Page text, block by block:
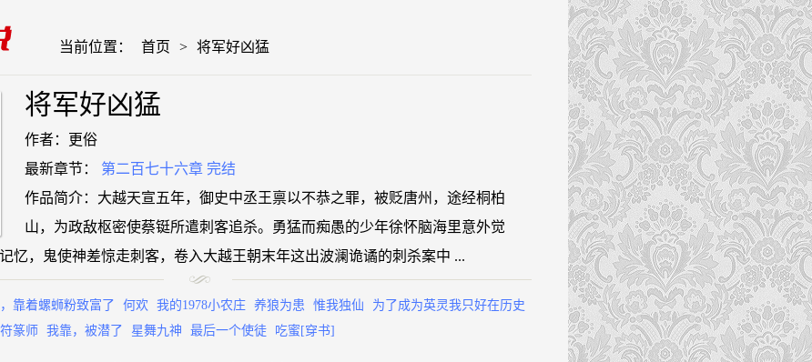
当前位置： 首页 > 将军好凶猛
将军好凶猛
作者：更俗
最新章节：
第二百七十六章 完结
作品简介：大越天宣五年，御史中丞王禀以不恭之罪，被贬唐州，途经桐柏
山，为政敌枢密使蔡铤所遣刺客追杀。勇猛而痴愚的少年徐怀脑海里意外觉
忆，鬼使神差惊走刺客，卷入大越王朝末年这出波澜诡谲的刺杀案中 ...
靠着螺蛳粉致富了 何欢 我的1978小农庄 养狼为患 惟我独仙
为了成为英灵我只好在历史
篆师 我靠，被潜了 星舞九神 最后一个使徒 吃蜜[穿书]